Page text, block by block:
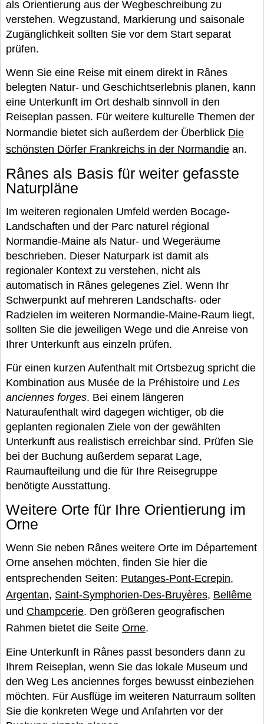
als Orientierung aus der Wegbeschreibung zu
verstehen. Wegzustand, Markierung und saisonale
Zugänglichkeit sollten Sie vor dem Start separat
prüfen.
Wenn Sie eine Reise mit einem direkt in Rânes
belegten Natur- und Geschichtserlebnis planen, kann
eine Unterkunft im Ort deshalb sinnvoll in den
Reiseplan passen. Für weitere kulturelle Themen der
Normandie bietet sich außerdem der Überblick Die
schönsten Dörfer Frankreichs in der Normandie an.
Rânes als Basis für weiter gefasste
Naturpläne
Im weiteren regionalen Umfeld werden Bocage-
Landschaften und der Parc naturel régional
Normandie-Maine als Natur- und Wegeräume
beschrieben. Dieser Naturpark ist damit als
regionaler Kontext zu verstehen, nicht als
automatisch in Rânes gelegenes Ziel. Wenn Ihr
Schwerpunkt auf mehreren Landschafts- oder
Radzielen im weiteren Normandie-Maine-Raum liegt,
sollten Sie die jeweiligen Wege und die Anreise von
Ihrer Unterkunft aus einzeln prüfen.
Für einen kurzen Aufenthalt mit Ortsbezug spricht die
Kombination aus Musée de la Préhistoire und Les
anciennes forges. Bei einem längeren
Naturaufenthalt wird dagegen wichtiger, ob die
geplanten regionalen Ziele von der gewählten
Unterkunft aus realistisch erreichbar sind. Prüfen Sie
bei der Buchung außerdem separat Lage,
Raumaufteilung und die für Ihre Reisegruppe
benötigte Ausstattung.
Weitere Orte für Ihre Orientierung im
Orne
Wenn Sie neben Rânes weitere Orte im Département
Orne ansehen möchten, finden Sie hier die
entsprechenden Seiten: Putanges-Pont-Ecrepin,
Argentan, Saint-Symphorien-Des-Bruyères, Bellême
und Champcerie. Den größeren geografischen
Rahmen bietet die Seite Orne.
Eine Unterkunft in Rânes passt besonders dann zu
Ihrem Reiseplan, wenn Sie das lokale Museum und
den Weg Les anciennes forges bewusst einbeziehen
möchten. Für Ausflüge im weiteren Naturraum sollten
Sie die konkreten Wege und Anfahrten vor der